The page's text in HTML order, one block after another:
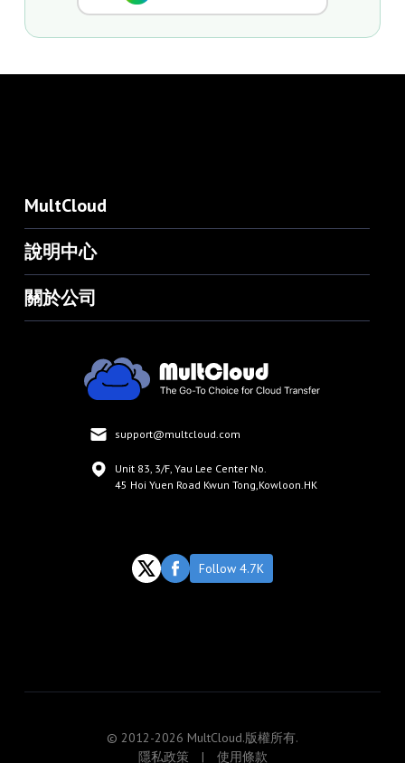
MultCloud
說明中心
關於公司
support@multcloud.com
Unit 83, 3/F, Yau Lee Center No.
45 Hoi Yuen Road Kwun Tong,Kowloon.HK
Follow 4.7K
© 2012-2026 MultCloud.版權所有.
隱私政策
| 使用條款